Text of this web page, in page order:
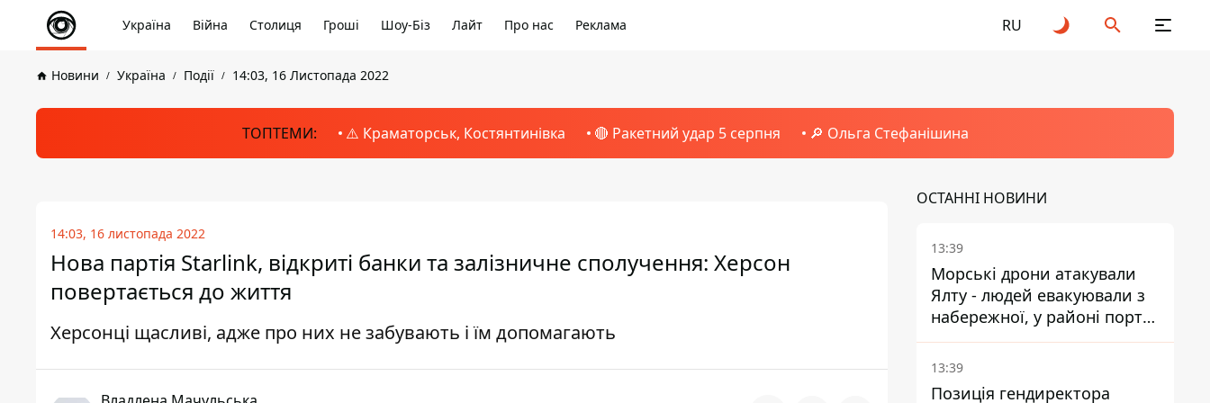
Україна Війна Столиця Гроші Шоу-Біз Лайт Про нас Реклама RU
Новини Україна Події 14:03, 16 Листопада 2022
ТОПТЕМИ: ⚠️ Краматорськ, Костянтинівка 🔴 Ракетний удар 5 серпня 🔎 Ольга Стефанішина
14:03, 16 листопада 2022
Нова партія Starlink, відкриті банки та залізничне сполучення: Херсон
повертається до життя
Херсонці щасливі, адже про них не забувають і їм допомагають
ОСТАННІ НОВИНИ
13:39
Морські дрони атакували
Ялту - людей евакуювали з
набережної, у районі порту
повідомляють про пожежу
13:39
Позиція гендиректора